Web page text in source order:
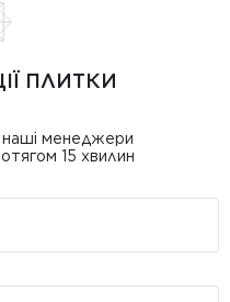
ПЛИТКИ
наші менеджери
15 хвилин